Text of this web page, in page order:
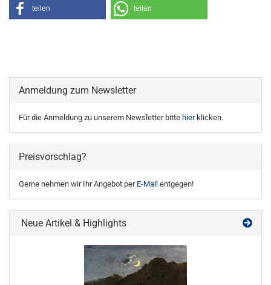
teilen teilen
Anmeldung zum Newsletter
Für die Anmeldung zu unserem Newsletter bitte hierklicken.
Preisvorschlag?
Gerne nehmen wir Ihr Angebot per E-Mail entgegen!
Neue Artikel & Highlights